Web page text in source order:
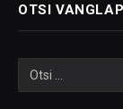
OTSI